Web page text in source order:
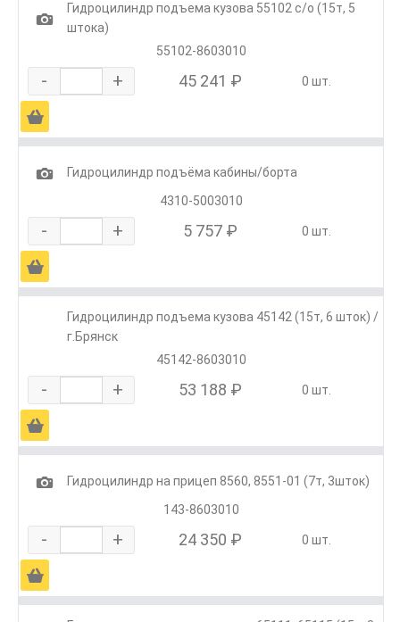
1
Гидроцилиндр подъема кузова 55102 с/о (15т, 5
штока)
55102-8603010
- + 45 241 ₽ 0 шт.
Ä
1
Гидроцилиндр подъёма кабины/борта
4310-5003010
- + 5 757 ₽ 0 шт.
Ä
Гидроцилиндр подъема кузова 45142 (15т, 6 шток) /
г.Брянск
45142-8603010
- + 53 188 ₽ 0 шт.
Ä
1
Гидроцилиндр на прицеп 8560, 8551-01 (7т, 3шток)
143-8603010
- + 24 350 ₽ 0 шт.
Ä